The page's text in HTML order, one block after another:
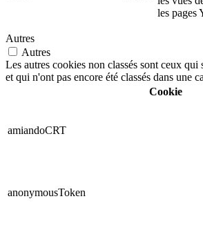
les pages
Autres
Autres
Les autres cookies non classés sont ceux qui
et qui n'ont pas encore été classés dans une
Cookie
amiandoCRT
anonymousToken